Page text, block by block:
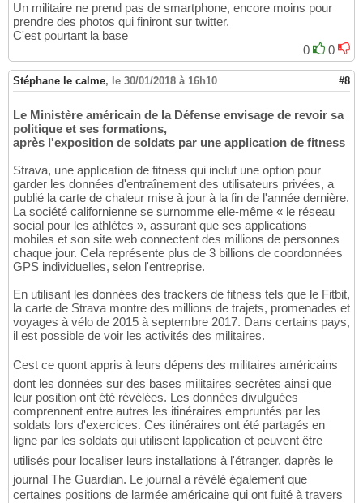
Un militaire ne prend pas de smartphone, encore moins pour
prendre des photos qui finiront sur twitter.
C'est pourtant la base
0
0
Stéphane le calme, le 30/01/2018 à 16h10 #8
Le Ministère américain de la Défense envisage de revoir sa
politique et ses formations,
après l'exposition de soldats par une application de fitness
Strava, une application de fitness qui inclut une option pour
garder les données d'entraînement des utilisateurs privées, a
publié la carte de chaleur mise à jour à la fin de l'année dernière.
La société californienne se surnomme elle-même « le réseau
social pour les athlètes », assurant que ses applications
mobiles et son site web connectent des millions de personnes
chaque jour. Cela représente plus de 3 billions de coordonnées
GPS individuelles, selon l'entreprise.
En utilisant les données des trackers de fitness tels que le Fitbit,
la carte de Strava montre des millions de trajets, promenades et
voyages à vélo de 2015 à septembre 2017. Dans certains pays,
il est possible de voir les activités des militaires.
Cest ce quont appris à leurs dépens des militaires américains
dont les données sur des bases militaires secrètes ainsi que
leur position ont été révélées. Les données divulguées
comprennent entre autres les itinéraires empruntés par les
soldats lors d'exercices. Ces itinéraires ont été partagés en
ligne par les soldats qui utilisent lapplication et peuvent être
utilisés pour localiser leurs installations à l'étranger, daprès le
journal The Guardian. Le journal a révélé également que
certaines positions de larmée américaine qui ont fuité à travers